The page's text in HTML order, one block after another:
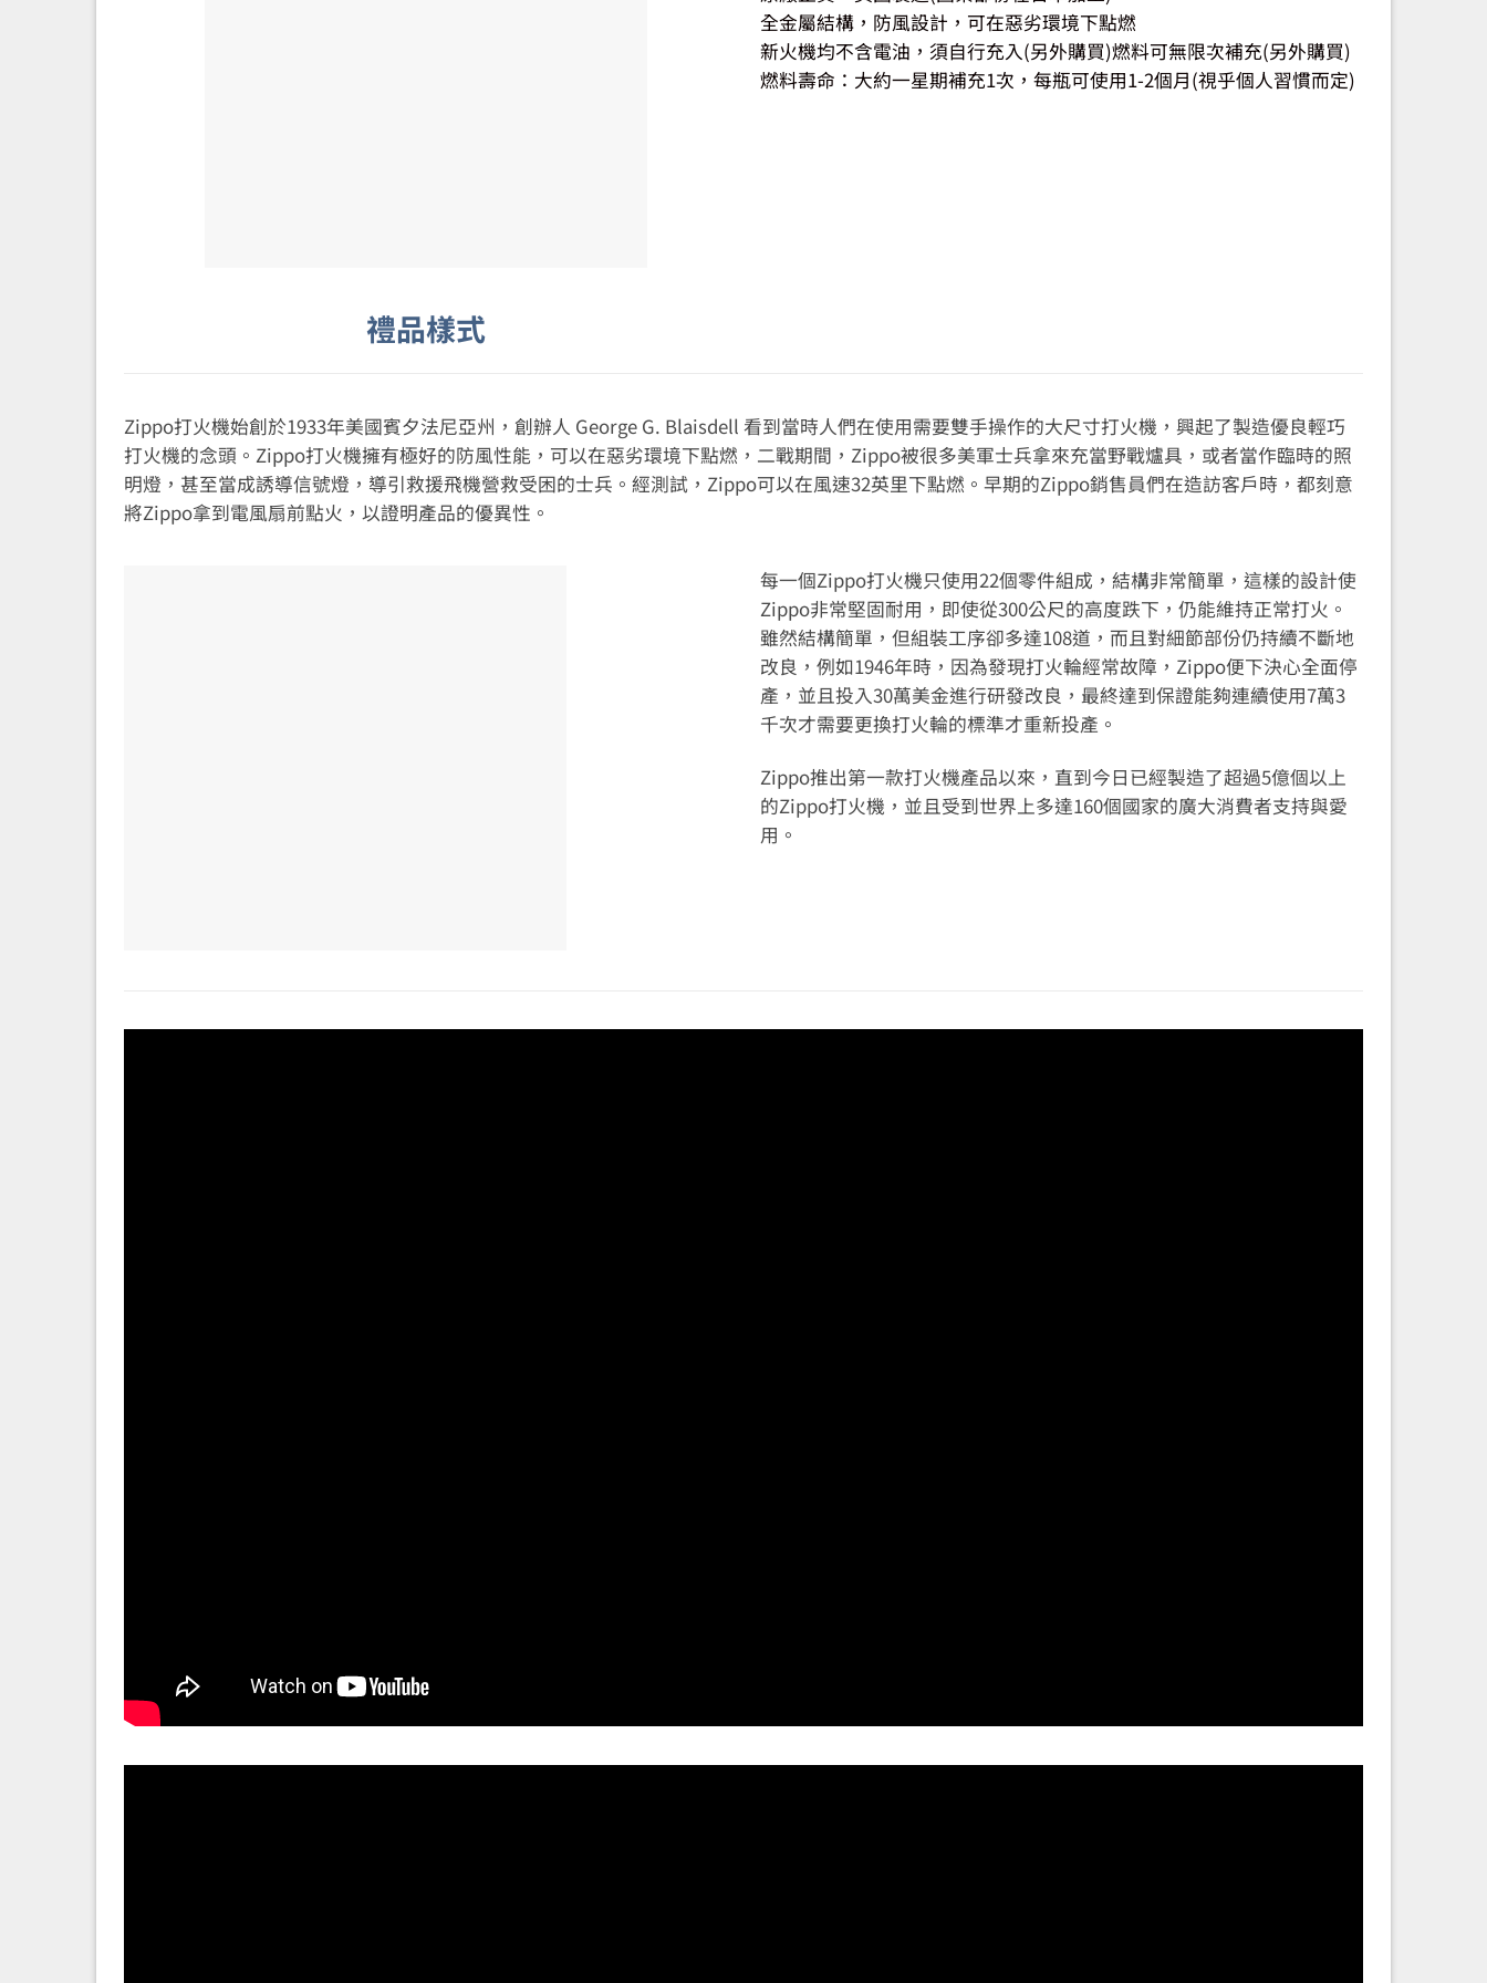
禮品樣式
全金屬結構，防風設計，可在惡劣環境下點燃
新火機均不含電油，須自行充入(另外購買)燃料可無限次補充(另外購買)
燃料壽命：大約一星期補充1次，每瓶可使用1-2個月(視乎個人習慣而定)
Zippo打火機始創於1933年美國賓夕法尼亞州，創辦人 George G. Blaisdell 看到當時人們在使用需要雙手操作的大尺寸打火機，興起了製造優良輕巧
打火機的念頭。Zippo打火機擁有極好的防風性能，可以在惡劣環境下點燃，二戰期間，Zippo被很多美軍士兵拿來充當野戰爐具，或者當作臨時的照
明燈，甚至當成誘導信號燈，導引救援飛機營救受困的士兵。經測試，Zippo可以在風速32英里下點燃。早期的Zippo銷售員們在造訪客戶時，都刻意
將Zippo拿到電風扇前點火，以證明產品的優異性。
每一個Zippo打火機只使用22個零件組成，結構非常簡單，這樣的設計使
Zippo非常堅固耐用，即使從300公尺的高度跌下，仍能維持正常打火。
雖然結構簡單，但組裝工序卻多達108道，而且對細節部份仍持續不斷地
改良，例如1946年時，因為發現打火輪經常故障，Zippo便下決心全面停
產，並且投入30萬美金進行研發改良，最終達到保證能夠連續使用7萬3
千次才需要更換打火輪的標準才重新投產。
Zippo推出第一款打火機產品以來，直到今日已經製造了超過5億個以上
的Zippo打火機，並且受到世界上多達160個國家的廣大消費者支持與愛
用。